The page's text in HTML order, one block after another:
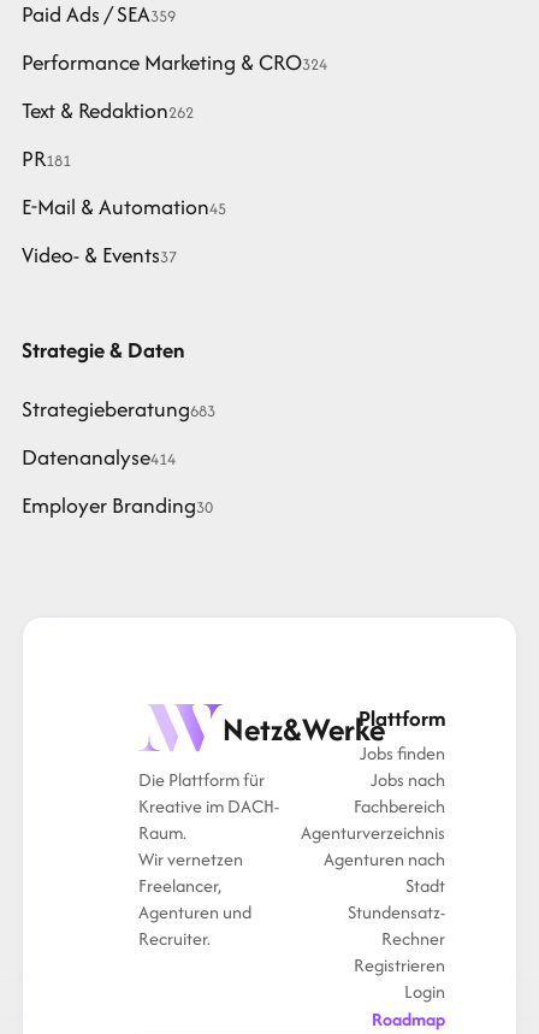
Paid Ads / SEA359
Performance Marketing & CRO324
Text & Redaktion262
PR181
E-Mail & Automation45
Video- & Events37
Strategie & Daten
Strategieberatung683
Datenanalyse414
Employer Branding30
Netz&Werke
Die Plattform für
Kreative im DACH-
Raum.
Wir vernetzen
Freelancer,
Agenturen und
Recruiter.
Plattform
Jobs finden
Jobs nach
Fachbereich
Agenturverzeichnis
Agenturen nach
Stadt
Stundensatz-
Rechner
Registrieren
Login
Roadmap